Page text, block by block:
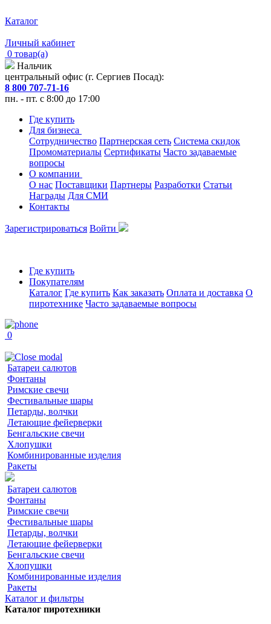
Каталог
Личный кабинет
0 товар(а)
Нальчик
центральный офис (г. Сергиев Посад):
8 800 707-71-16
пн. - пт. с 8:00 до 17:00
Где купить
Для бизнеса
Сотрудничество Партнерская сеть Система скидок
Промоматериалы Сертификаты Часто задаваемые
вопросы
О компании
О нас Поставщики Партнеры Разработки Статьи
Награды Для СМИ
Контакты
Зарегистрироваться Войти
Где купить
Покупателям
Каталог Где купить Как заказать Оплата и доставка О
пиротехнике Часто задаваемые вопросы
0
Батареи салютов
Фонтаны
Римские свечи
Фестивальные шары
Петарды, волчки
Летающие фейерверки
Бенгальские свечи
Хлопушки
Комбинированные изделия
Ракеты
Батареи салютов
Фонтаны
Римские свечи
Фестивальные шары
Петарды, волчки
Летающие фейерверки
Бенгальские свечи
Хлопушки
Комбинированные изделия
Ракеты
Каталог и фильтры
Каталог пиротехники